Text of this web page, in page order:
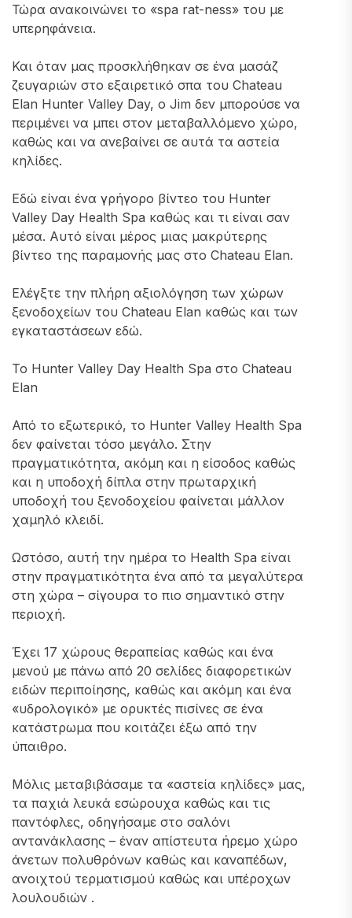
Τώρα ανακοινώνει το «spa rat-ness» του με
υπερηφάνεια.
Και όταν μας προσκλήθηκαν σε ένα μασάζ
ζευγαριών στο εξαιρετικό σπα του Chateau
Elan Hunter Valley Day, ο Jim δεν μπορούσε να
περιμένει να μπει στον μεταβαλλόμενο χώρο,
καθώς και να ανεβαίνει σε αυτά τα αστεία
κηλίδες.
Εδώ είναι ένα γρήγορο βίντεο του Hunter
Valley Day Health Spa καθώς και τι είναι σαν
μέσα. Αυτό είναι μέρος μιας μακρύτερης
βίντεο της παραμονής μας στο Chateau Elan.
Ελέγξτε την πλήρη αξιολόγηση των χώρων
ξενοδοχείων του Chateau Elan καθώς και των
εγκαταστάσεων εδώ.
Το Hunter Valley Day Health Spa στο Chateau
Elan
Από το εξωτερικό, το Hunter Valley Health Spa
δεν φαίνεται τόσο μεγάλο. Στην
πραγματικότητα, ακόμη και η είσοδος καθώς
και η υποδοχή δίπλα στην πρωταρχική
υποδοχή του ξενοδοχείου φαίνεται μάλλον
χαμηλό κλειδί.
Ωστόσο, αυτή την ημέρα το Health Spa είναι
στην πραγματικότητα ένα από τα μεγαλύτερα
στη χώρα – σίγουρα το πιο σημαντικό στην
περιοχή.
Έχει 17 χώρους θεραπείας καθώς και ένα
μενού με πάνω από 20 σελίδες διαφορετικών
ειδών περιποίησης, καθώς και ακόμη και ένα
«υδρολογικό» με ορυκτές πισίνες σε ένα
κατάστρωμα που κοιτάζει έξω από την
ύπαιθρο.
Μόλις μεταβιβάσαμε τα «αστεία κηλίδες» μας,
τα παχιά λευκά εσώρουχα καθώς και τις
παντόφλες, οδηγήσαμε στο σαλόνι
αντανάκλασης – έναν απίστευτα ήρεμο χώρο
άνετων πολυθρόνων καθώς και καναπέδων,
ανοιχτού τερματισμού καθώς και υπέροχων
λουλουδιών .